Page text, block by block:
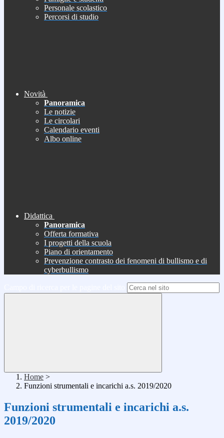
Personale scolastico
Percorsi di studio
Novità
Panoramica
Le notizie
Le circolari
Calendario eventi
Albo online
Didattica
Panoramica
Offerta formativa
I progetti della scuola
Piano di orientamento
Prevenzione contrasto dei fenomeni di bullismo e di
cyberbullismo
Home >
Funzioni strumentali e incarichi a.s. 2019/2020
Funzioni strumentali e incarichi a.s.
2019/2020